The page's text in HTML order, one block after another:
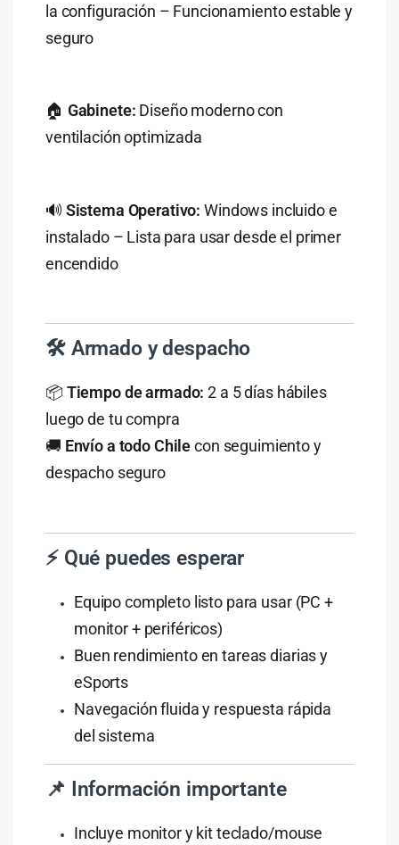
la configuración – Funcionamiento estable y
seguro
🏠 Gabinete: Diseño moderno con
ventilación optimizada
🔊 Sistema Operativo: Windows incluido e
instalado – Lista para usar desde el primer
encendido
🛠️ Armado y despacho
📦 Tiempo de armado: 2 a 5 días hábiles
luego de tu compra
🚚 Envío a todo Chilecon seguimiento y
despacho seguro
⚡ Qué puedes esperar
Equipo completo listo para usar (PC +
monitor + periféricos)
Buen rendimiento en tareas diarias y
eSports
Navegación fluida y respuesta rápida
del sistema
📌 Información importante
Incluye monitor y kit teclado/mouse